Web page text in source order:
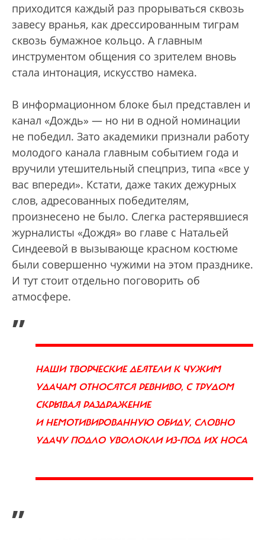
приходится каждый раз прорываться сквозь
завесу вранья, как дрессированным тиграм
сквозь бумажное кольцо. А главным
инструментом общения со зрителем вновь
стала интонация, искусство намека.
В информационном блоке был представлен и
канал «Дождь» — но ни в одной номинации
не победил. Зато академики признали работу
молодого канала главным событием года и
вручили утешительный спецприз, типа «все у
вас впереди». Кстати, даже таких дежурных
слов, адресованных победителям,
произнесено не было. Слегка растерявшиеся
журналисты «Дождя» во главе с Натальей
Синдеевой в вызывающе красном костюме
были совершенно чужими на этом празднике.
И тут стоит отдельно поговорить об
атмосфере.
„
НАШИ ТВОРЧЕСКИЕ ДЕЯТЕЛИ К ЧУЖИМ
УДАЧАМ ОТНОСЯТСЯ РЕВНИВО, С ТРУДОМ
СКРЫВАЯ РАЗДРАЖЕНИЕ
И НЕМОТИВИРОВАННУЮ ОБИДУ, СЛОВНО
УДАЧУ ПОДЛО УВОЛОКЛИ ИЗ-ПОД ИХ НОСА
”